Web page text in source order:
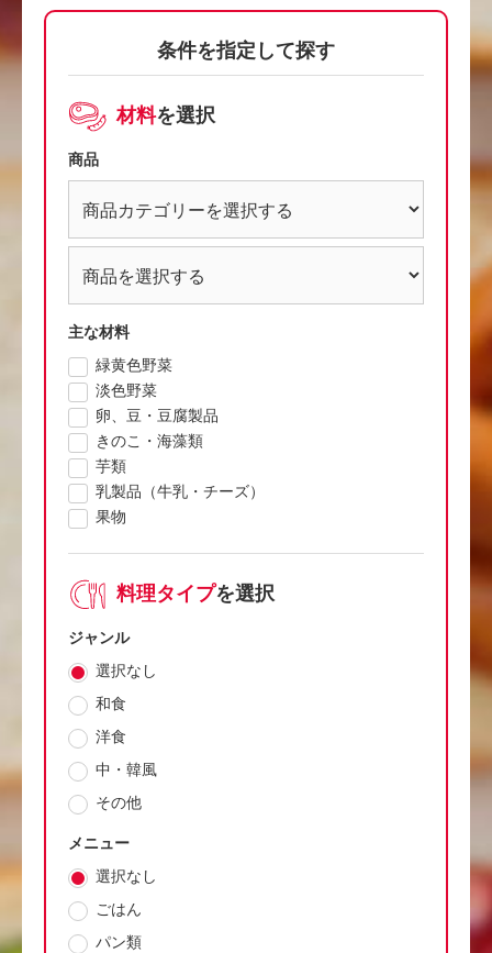
条件を指定して探す
材料を選択
商品
主な材料
緑黄色野菜
淡色野菜
卵、豆・豆腐製品
きのこ・海藻類
芋類
乳製品（牛乳・チーズ）
果物
料理タイプを選択
ジャンル
選択なし
和食
洋食
中・韓風
その他
メニュー
選択なし
ごはん
パン類